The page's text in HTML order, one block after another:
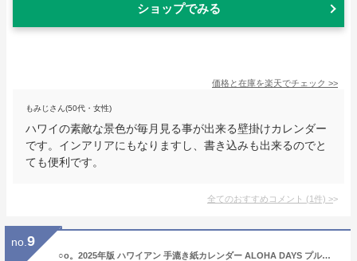
ショップでみる
価格と在庫を楽天でチェック >>
もみじさん(50代・女性)
ハワイの素敵な景色が毎月見る事が出来る壁掛けカレンダー
です。インアリアにもなりますし、書き込みも出来るのでと
ても便利です。
全てのおすすめコメント (1件) >
no. 9
○o。2025年版 ハワイアン 手漉き紙カレンダー ALOHA DAYS プルメリア ハイビスカス ホヌ ヤシの木 ダイヤモンドヘッド フラガール フラダンス ワーゲンバス サーフ【ハワイアン雑貨・インテリア】ハワイ カレンダー 2025 スケジュール 予定表 メリモナーク 紙。o○